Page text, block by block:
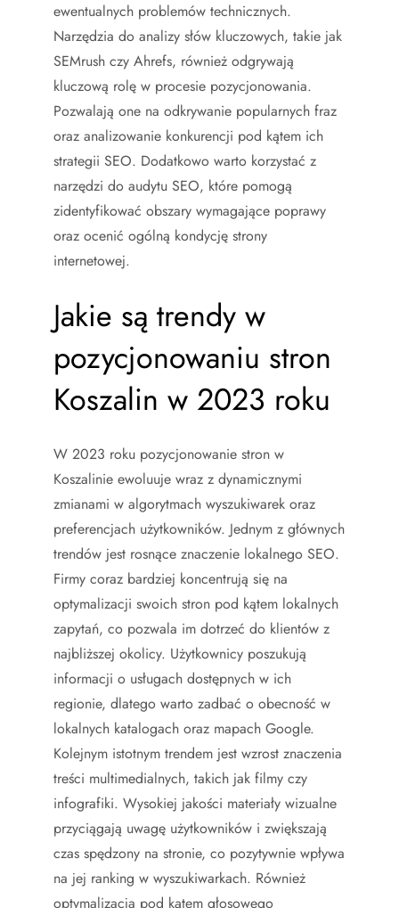
ewentualnych problemów technicznych.
Narzędzia do analizy słów kluczowych, takie jak
SEMrush czy Ahrefs, również odgrywają
kluczową rolę w procesie pozycjonowania.
Pozwalają one na odkrywanie popularnych fraz
oraz analizowanie konkurencji pod kątem ich
strategii SEO. Dodatkowo warto korzystać z
narzędzi do audytu SEO, które pomogą
zidentyfikować obszary wymagające poprawy
oraz ocenić ogólną kondycję strony
internetowej.
Jakie są trendy w
pozycjonowaniu stron
Koszalin w 2023 roku
W 2023 roku pozycjonowanie stron w
Koszalinie ewoluuje wraz z dynamicznymi
zmianami w algorytmach wyszukiwarek oraz
preferencjach użytkowników. Jednym z głównych
trendów jest rosnące znaczenie lokalnego SEO.
Firmy coraz bardziej koncentrują się na
optymalizacji swoich stron pod kątem lokalnych
zapytań, co pozwala im dotrzeć do klientów z
najbliższej okolicy. Użytkownicy poszukują
informacji o usługach dostępnych w ich
regionie, dlatego warto zadbać o obecność w
lokalnych katalogach oraz mapach Google.
Kolejnym istotnym trendem jest wzrost znaczenia
treści multimedialnych, takich jak filmy czy
infografiki. Wysokiej jakości materiały wizualne
przyciągają uwagę użytkowników i zwiększają
czas spędzony na stronie, co pozytywnie wpływa
na jej ranking w wyszukiwarkach. Również
optymalizacja pod kątem głosowego